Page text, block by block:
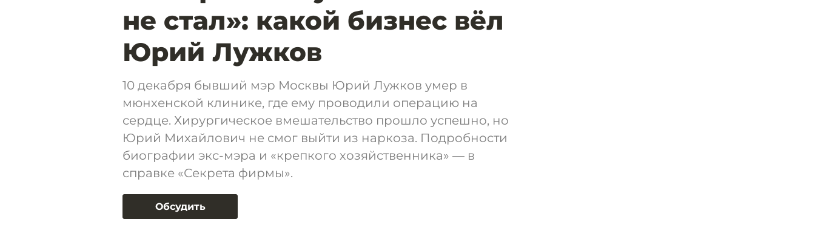
не стал»: какой бизнес вёл
Юрий Лужков
10 декабря бывший мэр Москвы Юрий Лужков умер в
мюнхенской клинике, где ему проводили операцию на
сердце. Хирургическое вмешательство прошло успешно, но
Юрий Михайлович не смог выйти из наркоза. Подробности
биографии экс-мэра и «крепкого хозяйственника» — в
справке «Секрета фирмы».
Обсудить